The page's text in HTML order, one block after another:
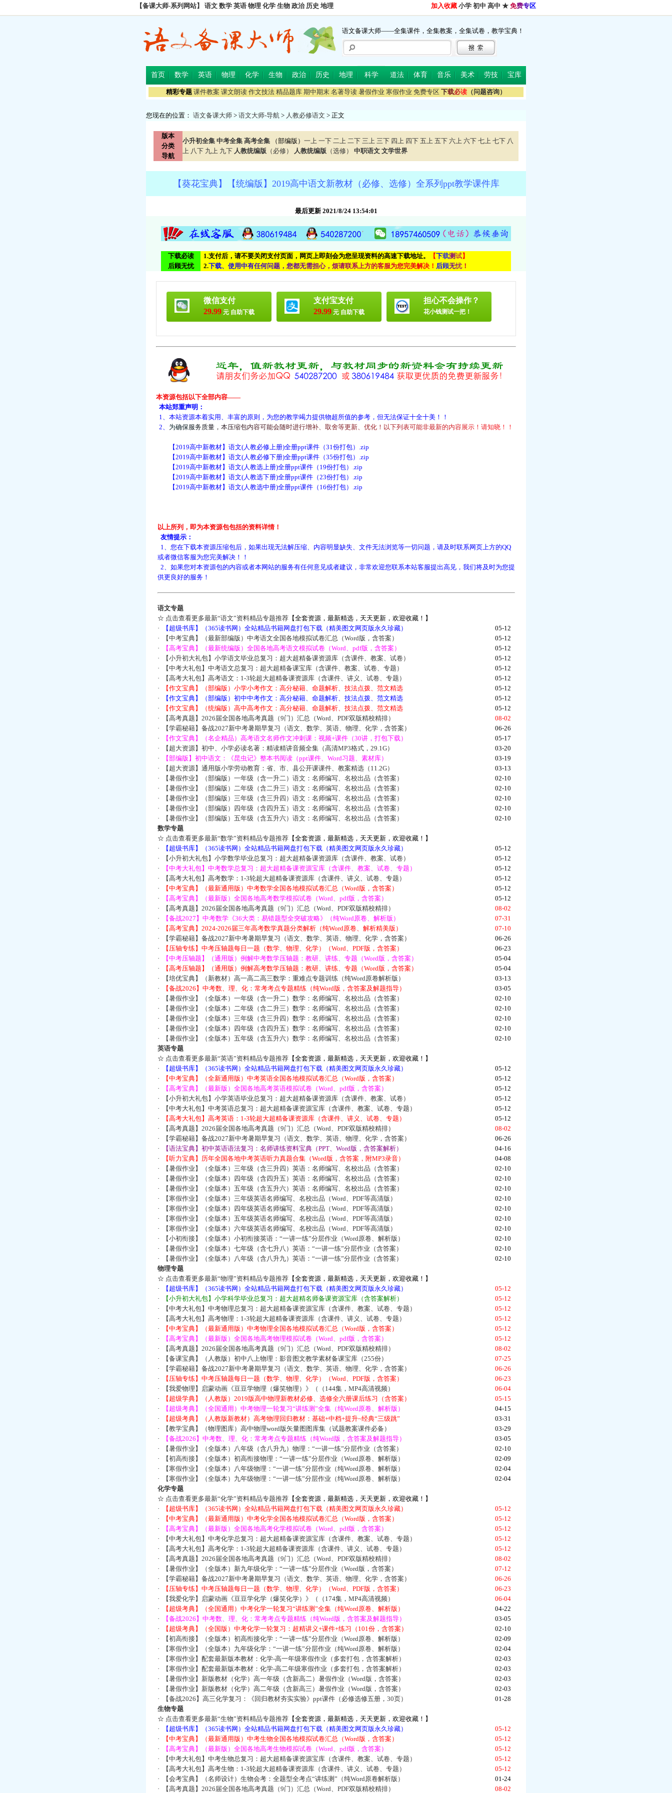
【备课大师-系列网站】 语文 数学 英语 物理 化学 生物 政治 历史 地理 加入收藏 小学 初中 高中 ★ 免费专区
语文备课大师——全集课件，全集教案，全集试卷，教学宝典！
首页 数学 英语 物理 化学 生物 政治 历史 地理 科学 道法 体育 音乐 美术 劳技 宝库
精彩专题 课件教案 课文朗读 作文技法 精品题库 期中期末 名著导读 暑假作业 寒假作业 免费专区 下载必读 （问题咨询）
您现在的位置： 语文备课大师 > 语文大师-导航 > 人教必修语文 > 正文
版本
分类
导航
小升初全集 中考全集 高考全集 （部编版） 一上 一下 二上 二下 三上 三下 四上 四下 五上 五下 六上 六下 七上 七下 八
上 八下 九上 九下 人教统编版 （必修） 人教统编版 （选修） 中职语文 文学世界
【葵花宝典】【统编版】2019高中语文新教材（必修、选修）全系列ppt教学课件库
最后更新 2021/8/24 13:54:01
下载必读
后顾无忧
1.支付后，请不要关闭支付页面，网页上即刻会为您呈现资料的高速下载地址。 【下载测试】
2.下载、 使用中有任何问题 ， 您都无需担心， 烦请联系上方的客服为您完美解决 ！ 后顾无忧！
微信支付
29.99 元 自助下载
支付宝支付
29.99 元 自助下载
担心不会操作？
花小钱测试一把！
本资源包括以下全部内容——
本站郑重声明：
1、本站资源本着实用、丰富的原则，为您的教学竭力提供物超所值的参考，但无法保证十全十美！！
2、 为确保服务质量 ， 本压缩包内容可能会随时进行增补、 取舍等更新、 优化 ！ 以下列 表可能非最新的内容展示 ！ 请知晓 ！ ！
【2019高中新教材】语文(人教必修上册)全册ppt课件（31份打包）.zip
【2019高中新教材】语文(人教必修下册)全册ppt课件（35份打包）.zip
【2019高中新教材】语文(人教选上册)全册ppt课件（19份打包）.zip
【2019高中新教材】语文(人教选下册)全册ppt课件（23份打包）.zip
【2019高中新教材】语文(人教选中册)全册ppt课件（16份打包）.zip
以上所列，即为本资源包包括的资料详情！
友情提示：
1、您在下载本资源压缩包后，如果出现无法解压缩、内容明显缺失、文件无法浏览等一切问题，请及时联系网页上方的QQ
或者微信客服为您完美解决！！
2、如果您对本资源包的内容或者本网站的服务有任何意见或者建议，非常欢迎您联系本站客服提出高见，我们将及时为您提
供更良好的服务！
语文专题
☆ 点击查看更多最新“语文”资料精品专题推荐【全套资源，最新精选，天天更新，欢迎收藏！】
·
【超级书库】（365读书网）全站精品书籍网盘打包下载（精美图文网页版永久珍藏）
05-12
·
【中考宝典】（最新部编版）中考语文全国各地模拟试卷汇总（Word版，含答案）
05-12
·
【高考宝典】（最新统编版）全国各地高考语文模拟试卷（Word、pdf版，含答案）
05-12
·
【小升初大礼包】小学语文毕业总复习：超大超精备课资源库（含课件、教案、试卷）
05-12
·
【中考大礼包】中考语文总复习：超大超精备课宝库（含课件、教案、试卷、专题）
05-12
·
【高考大礼包】高考语文：1-3轮超大超精备课资源库（含课件、讲义、试卷、专题）
05-12
·
【作文宝典】（部编版）小学小考作文：高分秘籍、命题解析、技法点拨、范文精选
05-12
·
【作文宝典】（部编版）初中中考作文：高分秘籍、命题解析、技法点拨、范文精选
05-12
·
【作文宝典】（统编版）高中高考作文：高分秘籍、命题解析、技法点拨、范文精选
05-12
·
【高考真题】2026届全国各地高考真题（9门）汇总（Word、PDF双版精校精排）
08-02
·
【学霸秘籍】备战2027新中考暑期早复习（语文、数学、英语、物理、化学，含答案）
06-26
·
【作文宝典】（名企精品）高考语文名师作文冲刺课：视频+课件（30讲，打包下载）
05-17
·
【超大资源】初中、小学必读名著：精读精讲音频全集（高清MP3格式，29.1G）
03-20
·
【部编版】初中语文：《昆虫记》整本书阅读（ppt课件、Word习题、素材库）
03-19
·
【超大资源】通用版小学劳动教育：省、市、县公开课课件、教案精选（11.2G）
03-13
·
【暑假作业】（部编版）一年级（含一升二）语文：名师编写、名校出品（含答案）
02-10
·
【暑假作业】（部编版）二年级（含二升三）语文：名师编写、名校出品（含答案）
02-10
·
【暑假作业】（部编版）三年级（含三升四）语文：名师编写、名校出品（含答案）
02-10
·
【暑假作业】（部编版）四年级（含四升五）语文：名师编写、名校出品（含答案）
02-10
·
【暑假作业】（部编版）五年级（含五升六）语文：名师编写、名校出品（含答案）
02-10
数学专题
☆ 点击查看更多最新“数学”资料精品专题推荐【全套资源，最新精选，天天更新，欢迎收藏！】
·
【超级书库】（365读书网）全站精品书籍网盘打包下载（精美图文网页版永久珍藏）
05-12
·
【小升初大礼包】小学数学毕业总复习：超大超精备课资源库（含课件、教案、试卷）
05-12
·
【中考大礼包】中考数学总复习：超大超精备课资源宝库（含课件、教案、试卷、专题）
05-12
·
【高考大礼包】高考数学：1-3轮超大超精备课资源库（含课件、讲义、试卷、专题）
05-12
·
【中考宝典】（最新通用版）中考数学全国各地模拟试卷汇总（Word版，含答案）
05-12
·
【高考宝典】（最新版）全国各地高考数学模拟试卷（Word、pdf版，含答案）
05-12
·
【高考真题】2026届全国各地高考真题（9门）汇总（Word、PDF双版精校精排）
08-02
·
【备战2027】中考数学《36大类：易错题型全突破攻略》（纯Word原卷、解析版）
07-31
·
【高考宝典】2024-2026届三年高考数学真题分类解析（纯Word原卷、解析精美版）
07-10
·
【学霸秘籍】备战2027新中考暑期早复习（语文、数学、英语、物理、化学，含答案）
06-26
·
【压轴专练】中考压轴题每日一题（数学、物理、化学）（Word、PDF版，含答案）
06-23
·
【中考压轴题】（通用版）例解中考数学压轴题：教研、讲练、专题（Word版，含答案）
05-04
·
【高考压轴题】（通用版）例解高考数学压轴题：教研、讲练、专题（Word版，含答案）
05-04
·
【培优宝典】（新教材）高一高二高三数学：重难点专题训练（纯Word原卷解析版）
03-13
·
【备战2026】中考数、理、化：常考考点专题精练（纯Word版，含答案及解题指导）
03-05
·
【暑假作业】（全版本）一年级（含一升二）数学：名师编写、名校出品（含答案）
02-10
·
【暑假作业】（全版本）二年级（含二升三）数学：名师编写、名校出品（含答案）
02-10
·
【暑假作业】（全版本）三年级（含三升四）数学：名师编写、名校出品（含答案）
02-10
·
【暑假作业】（全版本）四年级（含四升五）数学：名师编写、名校出品（含答案）
02-10
·
【暑假作业】（全版本）五年级（含五升六）数学：名师编写、名校出品（含答案）
02-10
英语专题
☆ 点击查看更多最新“英语”资料精品专题推荐【全套资源，最新精选，天天更新，欢迎收藏！】
·
【超级书库】（365读书网）全站精品书籍网盘打包下载（精美图文网页版永久珍藏）
05-12
·
【中考宝典】（全新通用版）中考英语全国各地模拟试卷汇总（Word版，含答案）
05-12
·
【高考宝典】（最新版）全国各地高考英语模拟试卷（Word、pdf版，含答案）
05-12
·
【小升初大礼包】小学英语毕业总复习：超大超精备课资源库（含课件、教案、试卷）
05-12
·
【中考大礼包】中考英语总复习：超大超精备课资源宝库（含课件、教案、试卷、专题）
05-12
·
【高考大礼包】高考英语：1-3轮超大超精备课资源库（含课件、讲义、试卷、专题）
05-12
·
【高考真题】2026届全国各地高考真题（9门）汇总（Word、PDF双版精校精排）
08-02
·
【学霸秘籍】备战2027新中考暑期早复习（语文、数学、英语、物理、化学，含答案）
06-26
·
【语法宝典】初中英语语法复习：名师讲练资料宝典（PPT、Word版，含答案解析）
04-16
·
【听力宝典】历年全国各地中考英语听力真题合集（Word版，含答案，附MP3录音）
04-08
·
【暑假作业】（全版本）三年级（含三升四）英语：名师编写、名校出品（含答案）
02-10
·
【暑假作业】（全版本）四年级（含四升五）英语：名师编写、名校出品（含答案）
02-10
·
【暑假作业】（全版本）五年级（含五升六）英语：名师编写、名校出品（含答案）
02-10
·
【寒假作业】（全版本）三年级英语名师编写、名校出品（Word、PDF等高清版）
02-10
·
【寒假作业】（全版本）四年级英语名师编写、名校出品（Word、PDF等高清版）
02-10
·
【寒假作业】（全版本）五年级英语名师编写、名校出品（Word、PDF等高清版）
02-10
·
【寒假作业】（全版本）六年级英语名师编写、名校出品（Word、PDF等高清版）
02-10
·
【小初衔接】（全版本）小初衔接英语：“一讲一练”分层作业（Word原卷、解析版）
02-10
·
【暑假作业】（全版本）七年级（含七升八）英语：“一讲一练”分层作业（含答案）
02-10
·
【暑假作业】（全版本）八年级（含八升九）英语：“一讲一练”分层作业（含答案）
02-10
物理专题
☆ 点击查看更多最新“物理”资料精品专题推荐【全套资源，最新精选，天天更新，欢迎收藏！】
·
【超级书库】（365读书网）全站精品书籍网盘打包下载（精美图文网页版永久珍藏）
05-12
·
【小升初大礼包】小学科学毕业总复习：超大超精名师备课资源宝库（含答案解析）
05-12
·
【中考大礼包】中考物理总复习：超大超精备课资源宝库（含课件、教案、试卷、专题）
05-12
·
【高考大礼包】高考物理：1-3轮超大超精备课资源库（含课件、讲义、试卷、专题）
05-12
·
【中考宝典】（最新通用版）中考物理全国各地模拟试卷汇总（Word版，含答案）
05-12
·
【高考宝典】（最新版）全国各地高考物理模拟试卷（Word、pdf版，含答案）
05-12
·
【高考真题】2026届全国各地高考真题（9门）汇总（Word、PDF双版精校精排）
08-02
·
【备课宝典】（人教版）初中八上物理：影音图文教学素材备课宝库（255份）
07-25
·
【学霸秘籍】备战2027新中考暑期早复习（语文、数学、英语、物理、化学，含答案）
06-26
·
【压轴专练】中考压轴题每日一题（数学、物理、化学）（Word、PDF版，含答案）
06-23
·
【我爱物理】启蒙动画《豆豆学物理（爆笑物理）》（（144集，MP4高清视频）
06-04
·
【超级学典】（人教版）2019版高中物理新教材必修、选修全六册课后练习（含答案）
05-15
·
【超级考典】（全国通用）中考物理一轮复习“讲练测”全集（纯Word原卷、解析版）
04-15
·
【超级考典】（人教版新教材）高考物理回归教材：基础+中档+提升~经典“三级跳”
03-31
·
【教学宝典】（物理图库）高中物理word版矢量图图库集（试题教案课件必备）
03-29
·
【备战2026】中考数、理、化：常考考点专题精练（纯Word版，含答案及解题指导）
03-05
·
【暑假作业】（全版本）八年级（含八升九）物理：“一讲一练”分层作业（含答案）
02-10
·
【初高衔接】（全版本）初高衔接物理：“一讲一练”分层作业（Word原卷、解析版）
02-09
·
【寒假作业】（全版本）八年级物理：“一讲一练”分层作业（纯Word原卷、解析版）
02-04
·
【寒假作业】（全版本）九年级物理：“一讲一练”分层作业（纯Word原卷、解析版）
02-04
化学专题
☆ 点击查看更多最新“化学”资料精品专题推荐【全套资源，最新精选，天天更新，欢迎收藏！】
·
【超级书库】（365读书网）全站精品书籍网盘打包下载（精美图文网页版永久珍藏）
05-12
·
【中考宝典】（最新通用版）中考化学全国各地模拟试卷汇总（Word版，含答案）
05-12
·
【高考宝典】（最新版）全国各地高考化学模拟试卷（Word、pdf版，含答案）
05-12
·
【中考大礼包】中考化学总复习：超大超精备课资源宝库（含课件、教案、试卷、专题）
05-12
·
【高考大礼包】高考化学：1-3轮超大超精备课资源库（含课件、讲义、试卷、专题）
05-12
·
【高考真题】2026届全国各地高考真题（9门）汇总（Word、PDF双版精校精排）
08-02
·
【暑假作业】（全版本）新九年级化学：“一讲一练”分层作业（Word版，含答案）
07-12
·
【学霸秘籍】备战2027新中考暑期早复习（语文、数学、英语、物理、化学，含答案）
06-26
·
【压轴专练】中考压轴题每日一题（数学、物理、化学）（Word、PDF版，含答案）
06-23
·
【我爱化学】启蒙动画《豆豆学化学（爆笑化学）》（（174集，MP4高清视频）
06-04
·
【超级考典】（全国通用）中考化学一轮复习“讲练测”全集（纯Word原卷、解析版）
04-22
·
【备战2026】中考数、理、化：常考考点专题精练（纯Word版，含答案及解题指导）
03-05
·
【超级考典】（全国版）中考化学一轮复习：超精讲义+课件+练习（101份，含答案）
02-10
·
【初高衔接】（全版本）初高衔接化学：“一讲一练”分层作业（Word原卷、解析版）
02-09
·
【寒假作业】（全版本）九年级化学：“一讲一练”分层作业（纯Word原卷、解析版）
02-04
·
【寒假作业】配套最新版本教材：化学-高一年级寒假作业（多套打包，含答案解析）
02-03
·
【寒假作业】配套最新版本教材：化学-高二年级寒假作业（多套打包，含答案解析）
02-03
·
【暑假作业】新版教材（化学）高一年级（含新高二）暑假作业（Word版，含答案）
02-03
·
【暑假作业】新版教材（化学）高二年级（含新高三）暑假作业（Word版，含答案）
02-03
·
【备战2026】高三化学复习：《回归教材夯实实验》ppt课件（必修选修五册，30页）
01-28
生物专题
☆ 点击查看更多最新“生物”资料精品专题推荐【全套资源，最新精选，天天更新，欢迎收藏！】
·
【超级书库】（365读书网）全站精品书籍网盘打包下载（精美图文网页版永久珍藏）
05-12
·
【中考宝典】（最新通用版）中考生物全国各地模拟试卷汇总（Word版，含答案）
05-12
·
【高考宝典】（最新版）全国各地高考生物模拟试卷（Word、pdf版，含答案）
05-12
·
【中考大礼包】中考生物总复习：超大超精备课资源宝库（含课件、教案、试卷、专题）
05-12
·
【高考大礼包】高考生物：1-3轮超大超精备课资源库（含课件、讲义、试卷、专题）
05-12
·
【会考宝典】（名师设计）生物会考：全题型全考点“讲练测”（纯Word原卷解析版）
01-24
·
【高考真题】2026届全国各地高考真题（9门）汇总（Word、PDF双版精校精排） 08-02